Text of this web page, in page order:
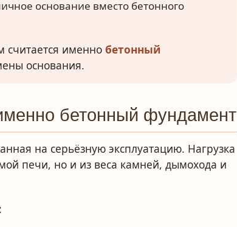
основание вместо бетонного
именнобетонный
основания.
бетонный фундамент
на серьёзную эксплуатацию. Нагрузка
печи, но и из веса камней, дымохода и